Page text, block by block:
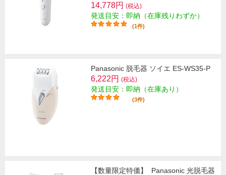
14,778円 (税込)
発送目安：即納（在庫残りわずか）
(1件)
Panasonic 脱毛器 ソイエ ES-WS35-P
6,222円 (税込)
発送目安：即納（在庫あり）
(3件)
【数量限定特価】
Panasonic 光脱毛器